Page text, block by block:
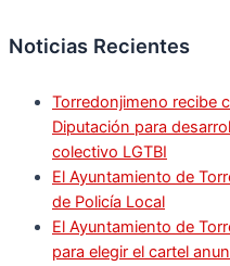
Noticias Recientes
Torredonjimeno recibe
Diputación para
colectivo LGTBI
El Ayuntamiento de
de Policía Local
El Ayuntamiento de
para elegir el cartel